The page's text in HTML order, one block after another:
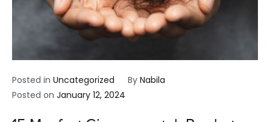
Posted in Uncategorized By Nabila
Posted on January 12, 2024